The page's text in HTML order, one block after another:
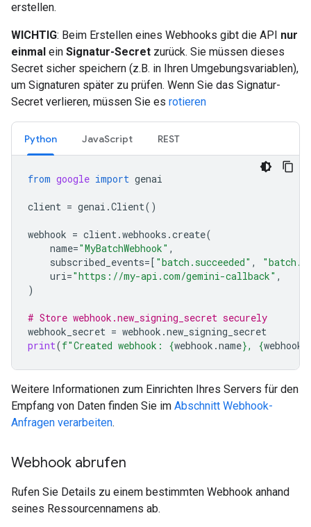
erstellen.
WICHTIG: Beim Erstellen eines Webhooks gibt die API nur
einmal ein Signatur-Secret zurück. Sie müssen dieses
Secret sicher speichern (z.B. in Ihren Umgebungsvariablen),
um Signaturen später zu prüfen. Wenn Sie das Signatur-
Secret verlieren, müssen Sie es rotieren
Python JavaScript REST
from google import genai
client = genai .Client()
webhook = client.webhooks .create(
name="MyBatchWebhook" ,
subscribed_events=[ "batch.succeeded" ,
uri="https://my-api.com/gemini-callback" ,
)
# Store webhook.new_signing_secret securely
webhook_secret = webhook .new_signing_secret
print(f"Created webhook: {webhook .name}, {webhook
Weitere Informationen zum Einrichten Ihres Servers für den
Empfang von Daten finden Sie im Abschnitt Webhook-
Anfragen verarbeiten.
Webhook abrufen
Rufen Sie Details zu einem bestimmten Webhook anhand
seines Ressourcennamens ab.